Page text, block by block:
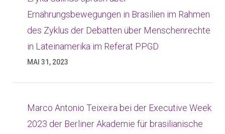
Ernährungsbewegungen in Brasilien im Rahmen
des Zyklus der Debatten über Menschenrechte
in Lateinamerika im Referat PPGD
MAI 31, 2023
Marco Antonio Teixeira bei der Executive Week
2023 der Berliner Akademie für brasilianische